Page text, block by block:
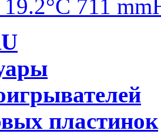
711
пластинок